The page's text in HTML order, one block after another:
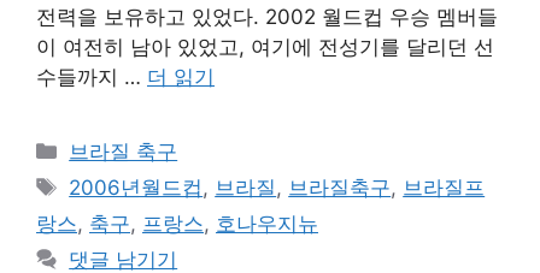
전력을 보유하고 있었다. 2002 월드컵 우승 멤버들
이 여전히 남아 있었고, 여기에 전성기를 달리던 선
수들까지 … 더 읽기
카
테
리
브라질 축구
태
그
2006년월드컵 , 브라질 , 브라질축구, 브라질프
랑스, 축구, 프랑스, 호나우지뉴
댓글 남기기